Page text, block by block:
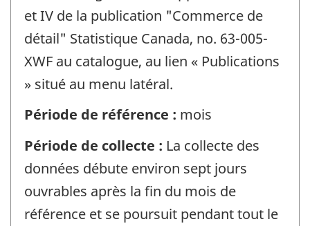
et IV de la publication "Commerce de
détail" Statistique Canada, no. 63-005-
XWF au catalogue, au lien « Publications
» situé au menu latéral.
Période de référence : mois
Période de collecte : La collecte des
données débute environ sept jours
ouvrables après la fin du mois de
référence et se poursuit pendant tout le